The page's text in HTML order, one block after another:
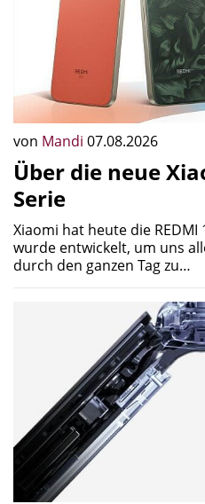
von Mandi 07.08.2026
Über die neue
Serie
Xiaomi hat heute die REDMI
wurde entwickelt, um uns
durch den ganzen Tag zu…